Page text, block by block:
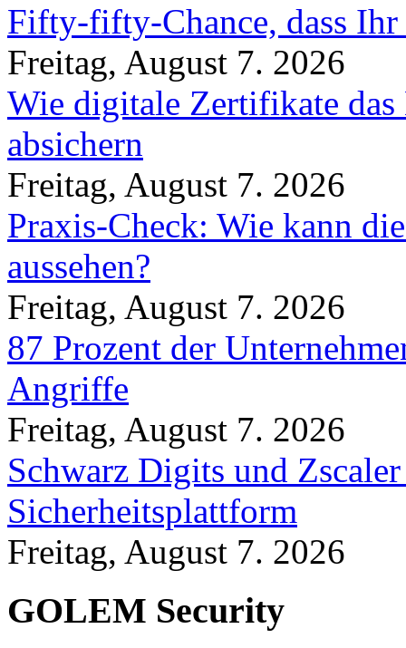
Fifty-fifty-Chance, dass
Freitag, August 7. 2026
Wie digitale Zertifikate
absichern
Freitag, August 7. 2026
Praxis-Check: Wie kann
aussehen?
Freitag, August 7. 2026
87 Prozent der
Angriffe
Freitag, August 7. 2026
Schwarz Digits und
Sicherheitsplattform
Freitag, August 7. 2026
GOLEM Security